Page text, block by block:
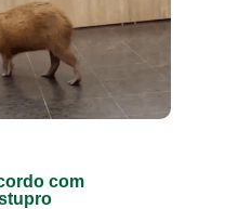
com